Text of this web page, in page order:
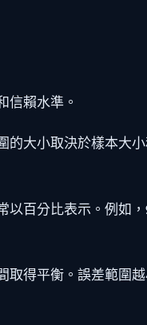
信賴水準。
大小取決於樣本大
百分比表示。例如
得平衡。誤差範圍